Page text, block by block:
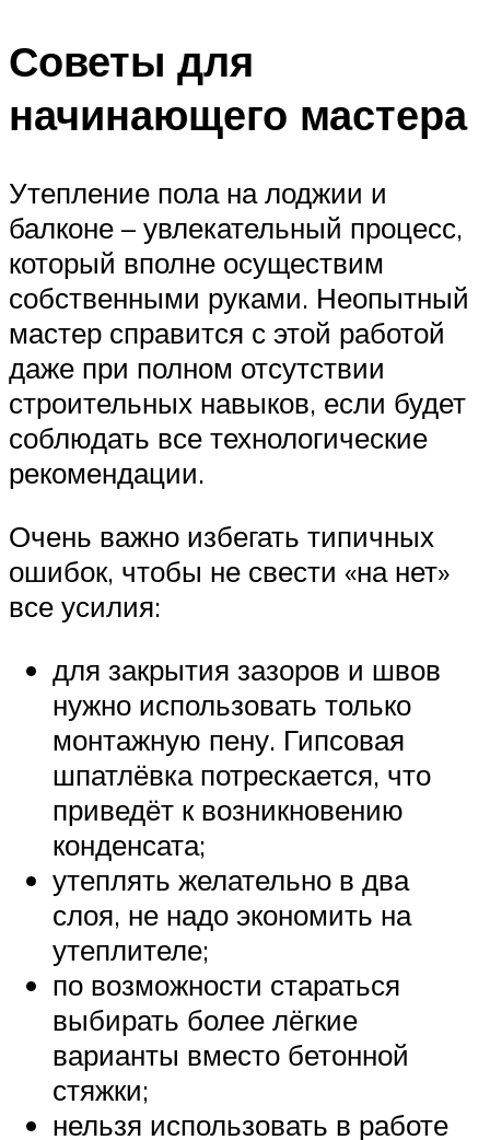
Советы для
начинающего мастера
Утепление пола на лоджии и
балконе – увлекательный процесс,
который вполне осуществим
собственными руками. Неопытный
мастер справится с этой работой
даже при полном отсутствии
строительных навыков, если будет
соблюдать все технологические
рекомендации.
Очень важно избегать типичных
ошибок, чтобы не свести «на нет»
все усилия:
для закрытия зазоров и швов
нужно использовать только
монтажную пену. Гипсовая
шпатлёвка потрескается, что
приведёт к возникновению
конденсата;
утеплять желательно в два
слоя, не надо экономить на
утеплителе;
по возможности стараться
выбирать более лёгкие
варианты вместо бетонной
стяжки;
нельзя использовать в работе